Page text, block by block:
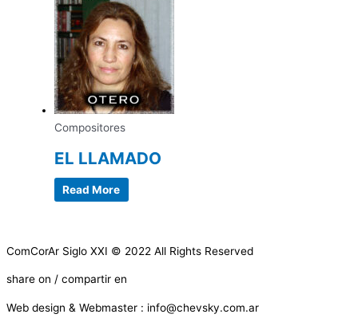
Compositores
EL LLAMADO
Read More
ComCorAr Siglo XXI © 2022 All Rights Reserved
share on / compartir en
Web design & Webmaster : info@chevsky.com.ar